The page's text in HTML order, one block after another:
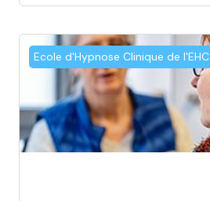
Ecole d'Hypnose Clinique de l'EHC